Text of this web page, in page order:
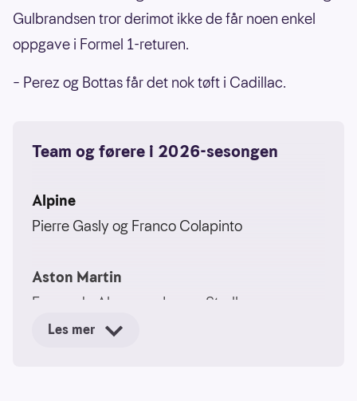
Gulbrandsen tror derimot ikke de får noen enkel
oppgave i Formel 1-returen.
– Perez og Bottas får det nok tøft i Cadillac.
Team og førere i 2026-sesongen
Alpine
Pierre Gasly og Franco Colapinto
Aston Martin
Fernando Alonso og Lance Stroll
Les mer